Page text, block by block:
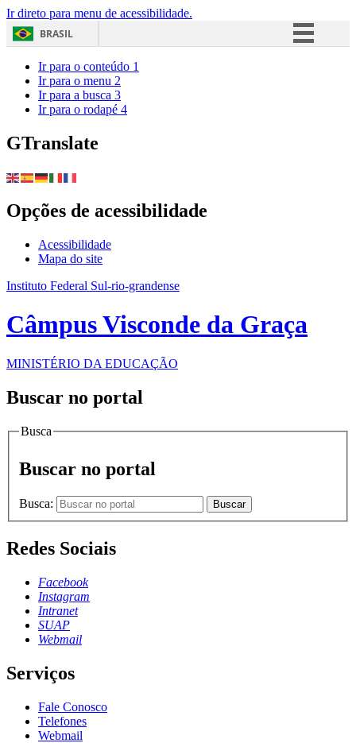
Ir direto para menu de acessibilidade.
BRASIL
Ir para o conteúdo 1
Ir para o menu 2
Ir para a busca 3
Ir para o rodapé 4
GTranslate
Opções de acessibilidade
Acessibilidade
Mapa do site
Instituto Federal Sul-rio-grandense
Câmpus Visconde da Graça
MINISTÉRIO DA EDUCAÇÃO
Buscar no portal
Busca
Buscar no portal
Busca: Buscar
Redes Sociais
Facebook
Instagram
Intranet
SUAP
Webmail
Serviços
Fale Conosco
Telefones
Webmail